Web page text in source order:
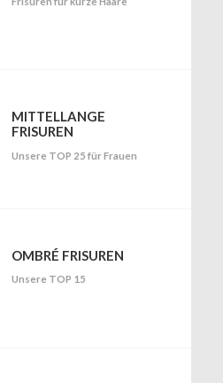
MITTELLANGE
FRISUREN
Unsere TOP 25 für Frauen
OMBRÉ FRISUREN
Unsere TOP 15